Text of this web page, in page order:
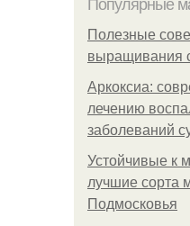
Популярные
Полезные
выращивания
Аркоксиа:
лечению
заболеваний
Устойчивые к
лучшие сорта
Подмосковья